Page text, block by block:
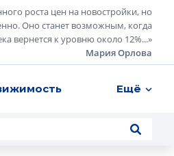
роста цен на новостройки, но
Оно станет возможным, когда
вернется к уровню около 12%...»
Мария Орлова
Ещё